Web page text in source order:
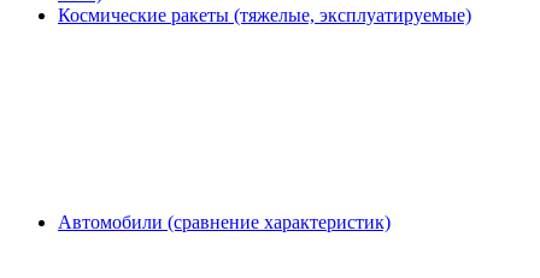
Космические ракеты (тяжелые, эксплуатируемые)
Автомобили (сравнение характеристик)